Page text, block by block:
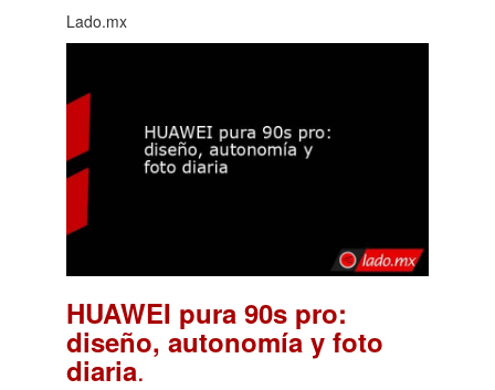
Lado.mx
HUAWEI pura 90s pro:
diseño, autonomía y foto
diaria.